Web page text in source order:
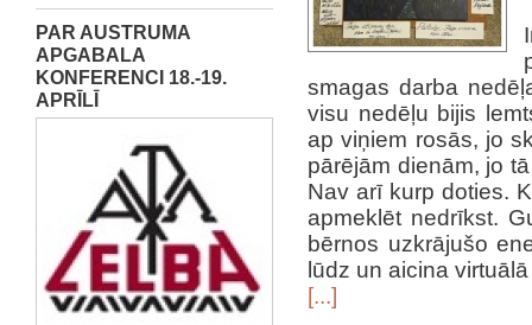
PAR AUSTRUMA
APGABALA
KONFERENCI 18.-19.
APRĪLĪ
smagas darba
visu nedēļu bijis
ap viņiem rosās, jo
pārējām dienām, jo
Nav arī kurp doties.
apmeklēt nedrīkst.
bērnos uzkrājušo
lūdz un aicina
[...]